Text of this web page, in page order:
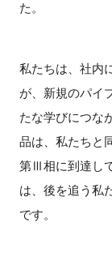
た。
私たちは、社内
が、新規のパイ
たな学びにつな
品は、私たちと
第Ⅲ相に到達し
は、後を追う私
です。